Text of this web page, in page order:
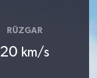
RÜZGAR
20 km/s